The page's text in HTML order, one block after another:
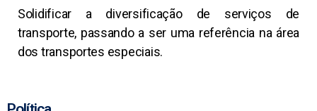
Solidificar a diversificação de serviços de
transporte, passando a ser uma referência na área
dos transportes especiais.